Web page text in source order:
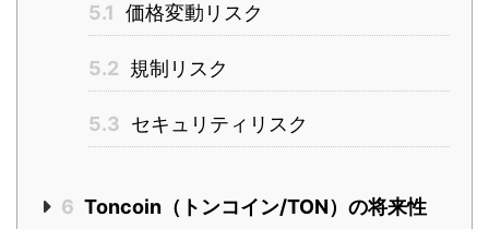
5.1 価格変動リスク
5.2 規制リスク
5.3 セキュリティリスク
6 Toncoin（トンコイン/TON）の将来性